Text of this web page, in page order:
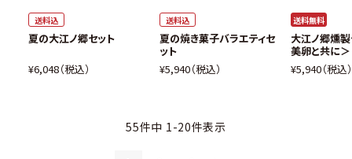
送料込
夏の大江ノ郷セット
¥6,048 税込
送料込
夏の焼き菓子バラエティセ
ット
¥5,940 税込
送料無料
大江ノ郷燻
美卵と共に＞
¥5,940 税込
55件中 1-20件表示